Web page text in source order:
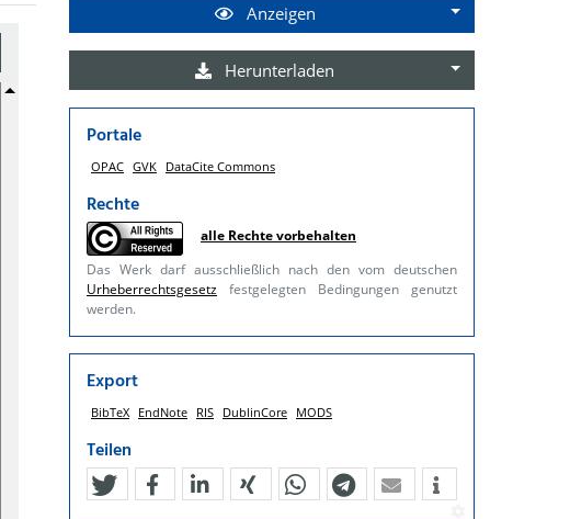
Anzeigen
Herunterladen
Portale
OPAC GVK DataCite Commons
Rechte
alle Rechte vorbehalten
Das Werk darf ausschließlich nach den vom deutschen
Urheberrechtsgesetz festgelegten Bedingungen genutzt
werden.
Export
BibTeX EndNote RIS DublinCore MODS
Teilen